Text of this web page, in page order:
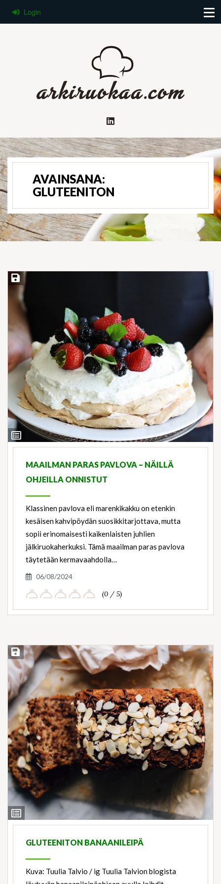
Login
AVAINSANA:
GLUTEENITON
View
Ingredients
Save Recipe
MAAILMAN PARAS PAVLOVA – NÄILLÄ
OHJEILLA ONNISTUT
Klassinen pavlova eli marenkikakku on etenkin
kesäisen kahvipöydän suosikkitarjottava, mutta
sopii erinomaisesti kaikenlaisten juhlien
jälkiruokaherkuksi. Tämä maailman paras pavlova
täytetään kermavaahdolla…
06/08/2024
(0 / 5)
View
Ingredients
Save Recipe
GLUTEENITON BANAANILEIPÄ
Kuva: Tuulia Talvio / ig Tuulia Talvion blogista